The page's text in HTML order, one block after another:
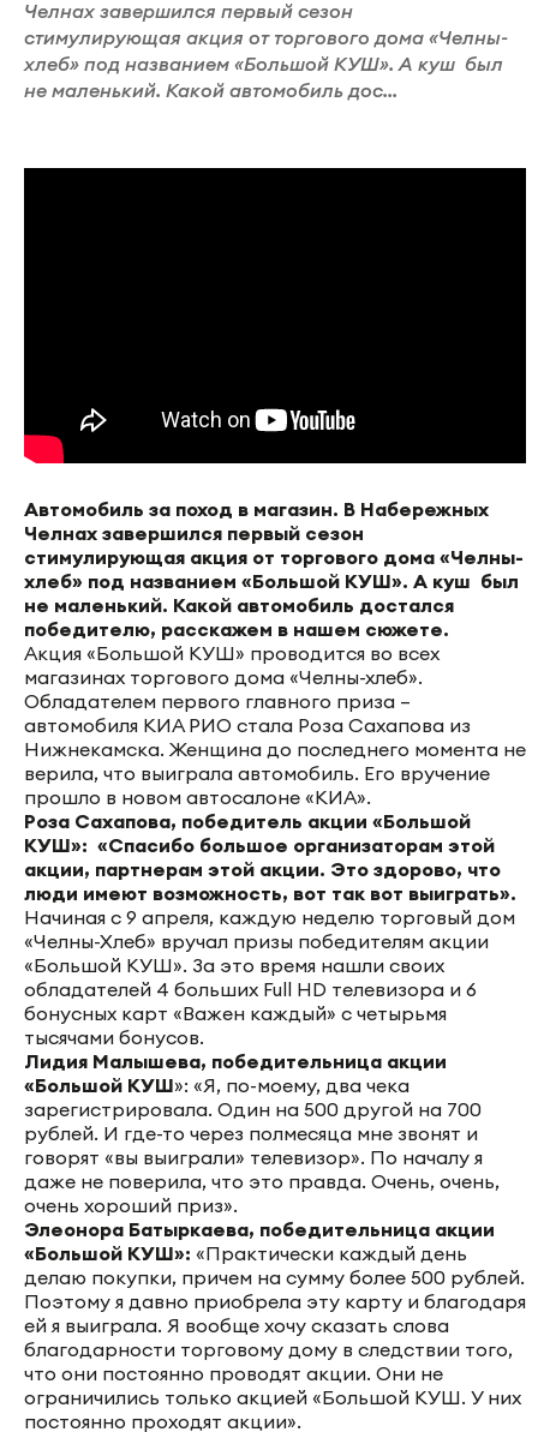
Челнах завершился первый сезон
стимулирующая акция от торгового дома «Челны-
хлеб» под названием «Большой КУШ». А куш был
не маленький. Какой автомобиль дос...
Автомобиль за поход в магазин. В Набережных
Челнах завершился первый сезон
стимулирующая акция от торгового дома «Челны-
хлеб» под названием «Большой КУШ». А куш был
не маленький. Какой автомобиль достался
победителю, расскажем в нашем сюжете.
Акция «Большой КУШ» проводится во всех
магазинах торгового дома «Челны-хлеб».
Обладателем первого главного приза –
автомобиля КИА РИО стала Роза Сахапова из
Нижнекамска. Женщина до последнего момента не
верила, что выиграла автомобиль. Его вручение
прошло в новом автосалоне «КИА».
Роза Сахапова, победитель акции «Большой
КУШ»: «Спасибо большое организаторам этой
акции, партнерам этой акции. Это здорово, что
люди имеют возможность, вот так вот выиграть».
Начиная с 9 апреля, каждую неделю торговый дом
«Челны-Хлеб» вручал призы победителям акции
«Большой КУШ». За это время нашли своих
обладателей 4 больших Full HD телевизора и 6
бонусных карт «Важен каждый» с четырьмя
тысячами бонусов.
Лидия Малышева, победительница акции
«Большой КУШ»: «Я, по-моему, два чека
зарегистрировала. Один на 500 другой на 700
рублей. И где-то через полмесяца мне звонят и
говорят «вы выиграли» телевизор». По началу я
даже не поверила, что это правда. Очень, очень,
очень хороший приз».
Элеонора Батыркаева, победительница акции
«Большой КУШ»: «Практически каждый день
делаю покупки, причем на сумму более 500 рублей.
Поэтому я давно приобрела эту карту и благодаря
ей я выиграла. Я вообще хочу сказать слова
благодарности торговому дому в следствии того,
что они постоянно проводят акции. Они не
ограничились только акцией «Большой КУШ. У них
постоянно проходят акции».